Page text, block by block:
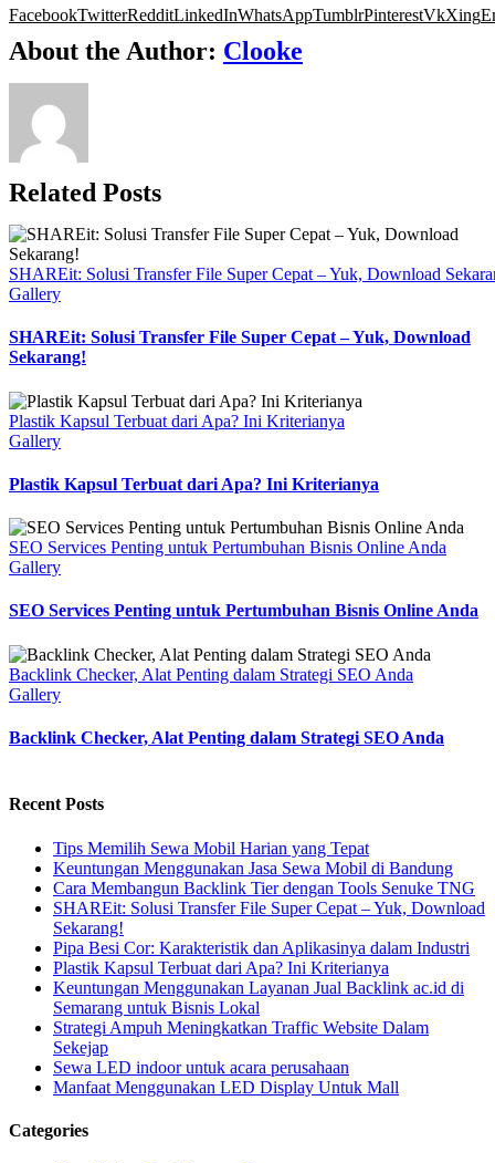
FacebookTwitterRedditLinkedInWhatsAppTumblrPinterestVkXing
About the Author: Clooke
Related Posts
SHAREit: Solusi Transfer File Super Cepat – Yuk, Download
Gallery
SHAREit: Solusi Transfer File Super Cepat – Yuk, Download
Sekarang!
Plastik Kapsul Terbuat dari Apa? Ini Kriterianya
Gallery
Plastik Kapsul Terbuat dari Apa? Ini Kriterianya
SEO Services Penting untuk Pertumbuhan Bisnis Online Anda
Gallery
SEO Services Penting untuk Pertumbuhan Bisnis Online Anda
Backlink Checker, Alat Penting dalam Strategi SEO Anda
Gallery
Backlink Checker, Alat Penting dalam Strategi SEO Anda
Recent Posts
Tips Memilih Sewa Mobil Harian yang Tepat
Keuntungan Menggunakan Jasa Sewa Mobil di Bandung
Cara Membangun Backlink Tier dengan Tools Senuke TNG
SHAREit: Solusi Transfer File Super Cepat – Yuk, Download
Sekarang!
Pipa Besi Cor: Karakteristik dan Aplikasinya dalam Industri
Plastik Kapsul Terbuat dari Apa? Ini Kriterianya
Keuntungan Menggunakan Layanan Jual Backlink ac.id di
Semarang untuk Bisnis Lokal
Strategi Ampuh Meningkatkan Traffic Website Dalam
Sekejap
Sewa LED indoor untuk acara perusahaan
Manfaat Menggunakan LED Display Untuk Mall
Categories